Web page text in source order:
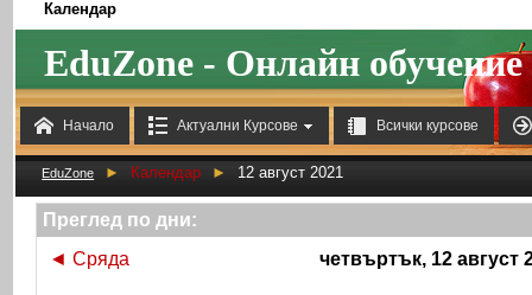
 Начало  Актуални Курсове  Всички курсове 
Календар
EduZone - Онлайн обучение
EduZone ► Календар ► 12 август 2021
Преглед по дни:
◄ Сряда четвъртък, 12 август